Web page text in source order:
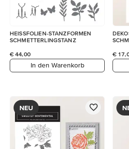
HEISSFOLIEN-STANZFORMEN
SCHMETTERLINGSTANZ
€ 44,00
In den Warenkorb
€
NEU